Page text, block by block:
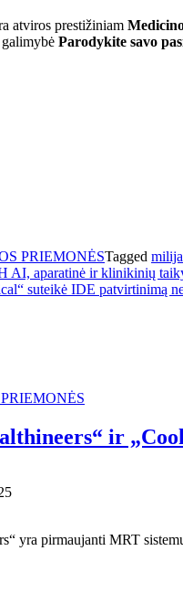
atviros prestižiniam
Parodykite savo
PRIEMONĖSTagged
AI, aparatinė ir klinikinių
suteikė IDE patvirtinimą
ir
yra pirmaujanti MRT